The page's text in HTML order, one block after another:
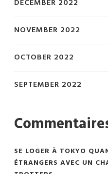
DECEMBER 2022
NOVEMBER 2022
OCTOBER 2022
SEPTEMBER 2022
SE LOGER À TOKYO
ÉTRANGERS AVEC UN